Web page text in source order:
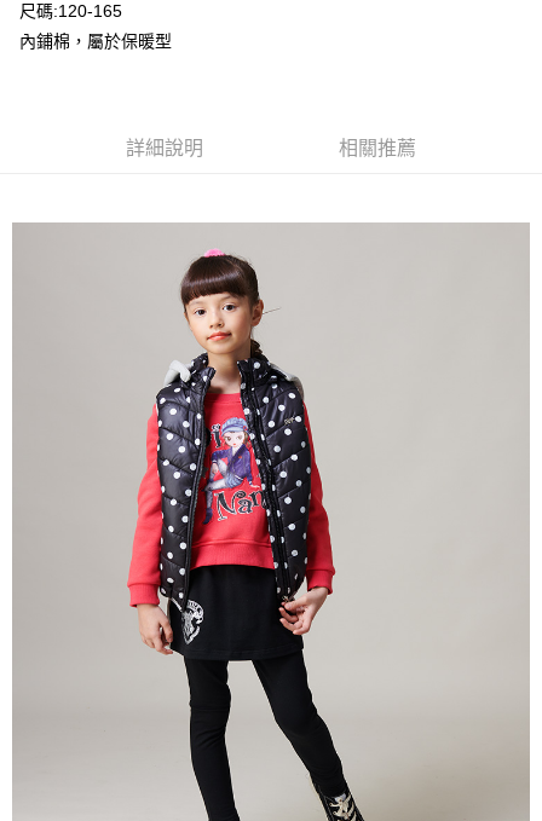
Google Pay
每筆NT$80，滿NT$2,000(含以上)免運費
每筆NT$80，滿NT$2,000(含以上)免運費
每筆NT$80，滿NT$2,000(含以上)免運費
每筆NT$80，滿NT$2,000(含以上)免運費
尺碼:120-165
內鋪棉，屬於保暖型
詳細說明 相關推薦